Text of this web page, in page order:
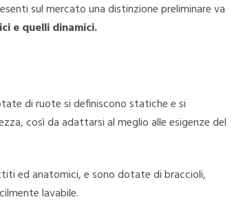
sul mercato una distinzione preliminare va
e quelli dinamici.
di ruote si definiscono statiche e si
così da adattarsi al meglio alle esigenze del
ed anatomici, e sono dotate di braccioli,
lavabile.